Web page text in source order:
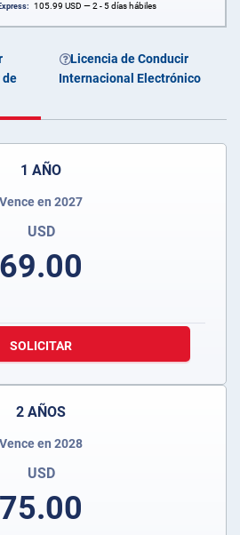
105.99 USD — 2 - 5 días hábiles
de
Licencia de Conducir
Internacional Electrónico
1 AÑO
Vence en 2027
USD
69.00
SOLICITAR
2 AÑOS
Vence en 2028
USD
75.00